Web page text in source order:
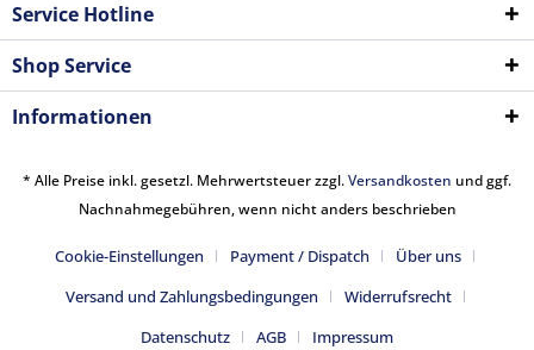
Service Hotline
Shop Service
Informationen
* Alle Preise inkl. gesetzl. Mehrwertsteuer zzgl.Versandkosten und ggf.
Nachnahmegebühren, wenn nicht anders beschrieben
Cookie-Einstellungen Payment / Dispatch
Über uns
Versand und Zahlungsbedingungen
Widerrufsrecht
Datenschutz
AGB Impressum